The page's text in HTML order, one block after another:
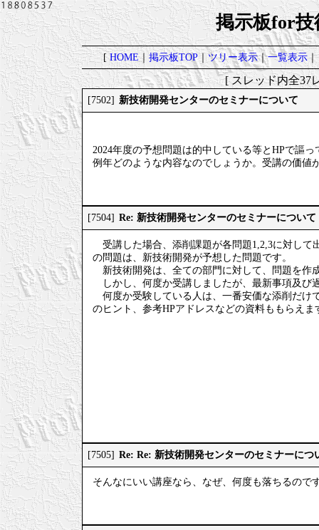
掲示板for技
[HOME｜掲示板TOP｜ツリー表示｜一覧表示｜
[ スレッド内全
[7502] 新技術開発センターのセミナーについて
2024年度の予想問題は的中している等とHPで謳
例年どのような内容なのでしょうか。受講の価値
[7504] Re: 新技術開発センターのセミナーについて
受講した場合、添削課題が各問題1,2,3に対して
の問題は、新技術開発が予想した問題です。
新技術開発は、全ての部門に対して、問題を作
しかし、何度か受講しましたが、最新事項及び
何度か受験している人は、一番安価な添削だけ
のヒント、参考HPアドレスなどの資料ももらえま
[7505] Re: Re: 新技術開発センターのセミナーにつ
そんなにいい講座なら、なぜ、何度も落ちるので